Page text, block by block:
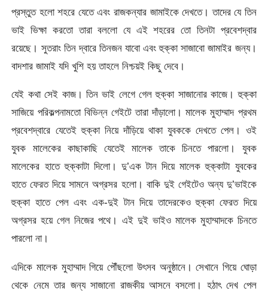
প্রস্তুত হলো শহরে যেতে এবং রাজকন্যার জামাইকে দেখতে। তাদের যে তিন
ভাই ভিক্ষা করতো তারা বললো যে এই শহরের তো তিনটা প্রবেশদ্বার
রয়েছে। সুতরাং তিন দ্বারে তিনজন যাবো এবং হুক্কা সাজাবো জামাইর জন্য।
বাদশার জামাই যদি খুশি হয় তাহলে নিশ্চয়ই কিছু দেবে।
যেই কথা সেই কাজ। তিন ভাই লেগে গেল হুক্কা সাজানোর কাজে। হুক্কা
সাজিয়ে পরিকল্পনামতো বিভিন্ন গেইটে তারা দাঁড়ালো। মালেক মুহাম্মাদ প্রথম
প্রবেশদ্বারে যেতেই হুক্কা নিয়ে দাঁড়িয়ে থাকা যুবককে দেখতে পেল। ওই
যুবক মালেকের কাছাকাছি যেতেই মালেক তাকে চিনতে পারলো। যুবক
মালেকের হাতে হুক্কাটা দিলো। দু’এক টান দিয়ে মালেক হুক্কাটা যুবকের
হাতে ফেরত দিয়ে সামনে অগ্রসর হলো। বাকি দুই গেইটেও অন্য দু’ভাইকে
হুক্কা হাতে পেল এবং এক-দুই টান দিয়ে তাদেরকেও হুক্কা ফেরত দিয়ে
অগ্রসর হয়ে গেল নিজের পথে। এই দুই ভাইও মালেক মুহাম্মাদকে চিনতে
পারলো না।
এদিকে মালেক মুহাম্মাদ গিয়ে পৌঁছলো উৎসব অনুষ্ঠানে। সেখানে গিয়ে ঘোড়া
থেকে নেমে তার জন্য সাজানো রাজকীয় আসনে বসলো। হঠাৎ দেখ পেল